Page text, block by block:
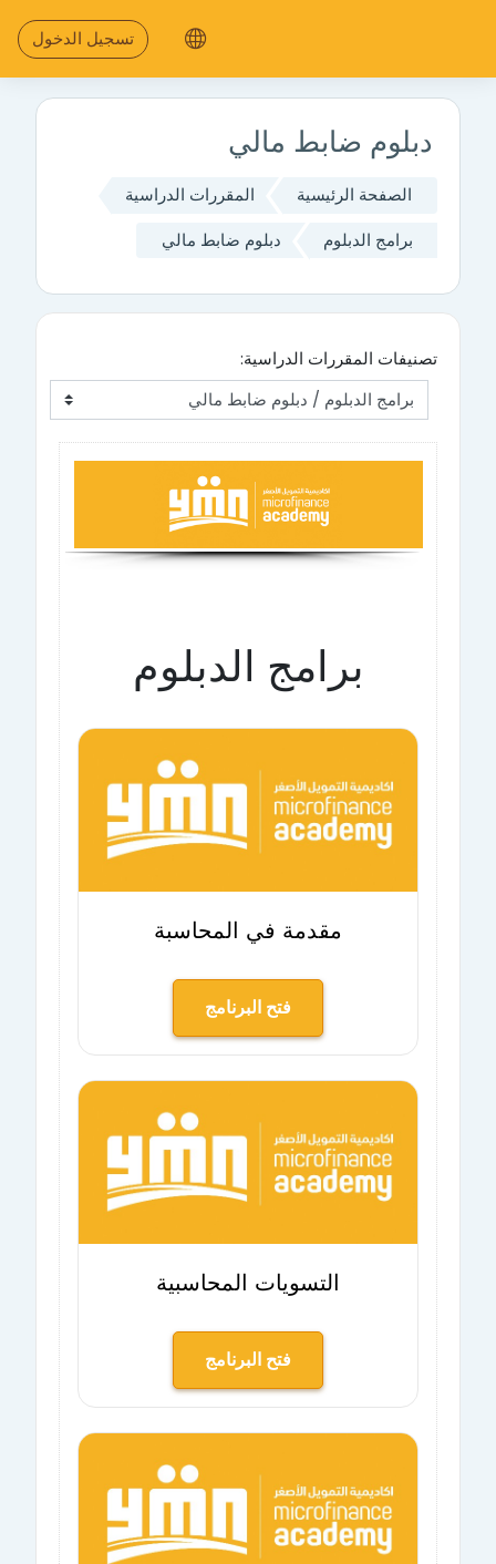
تسجيل الدخول
دبلوم ضابط مالي
الصفحة الرئيسية المقررات الدراسية
برامج الدبلوم دبلوم ضابط مالي
تصنيفات المقررات الدراسية:
برامج الدبلوم
مقدمة في المحاسبة
فتح البرنامج
التسويات المحاسبية
فتح البرنامج